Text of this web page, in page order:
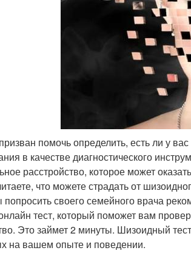
помочь определить, есть ли у
в качестве диагностического
расстройство, которое может
что можете страдать от
своего семейного врача
тест, который поможет вам
Это займет 2 минуты. Шизоидный
на вашем опыте и поведении.